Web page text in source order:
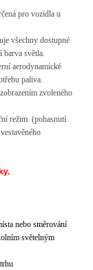
á pro vozidla u
všechny dostupné
barva světla.
í aerodynamické
paliva.
ím zvoleného
í režim. (pohasnutí
vestavěného
ísta nebo směrování
ím světelným